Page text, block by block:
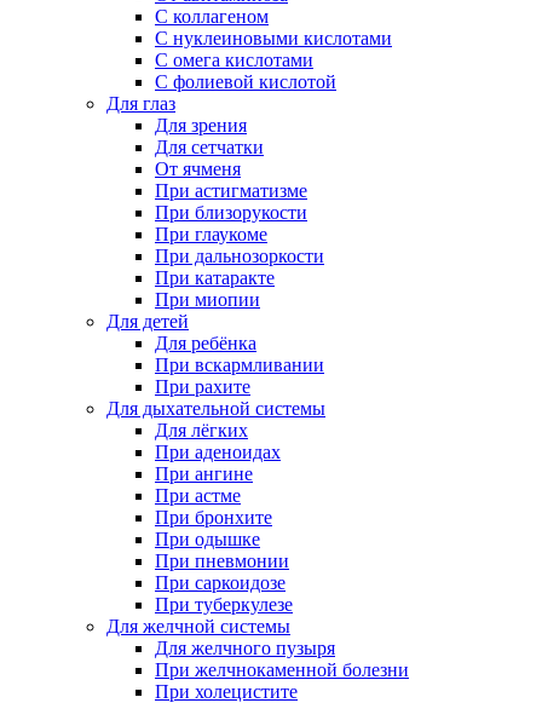
С коллагеном
С нуклеиновыми кислотами
С омега кислотами
С фолиевой кислотой
Для глаз
Для зрения
Для сетчатки
От ячменя
При астигматизме
При близорукости
При глаукоме
При дальнозоркости
При катаракте
При миопии
Для детей
Для ребёнка
При вскармливании
При рахите
Для дыхательной системы
Для лёгких
При аденоидах
При ангине
При астме
При бронхите
При одышке
При пневмонии
При саркоидозе
При туберкулезе
Для желчной системы
Для желчного пузыря
При желчнокаменной болезни
При холецистите